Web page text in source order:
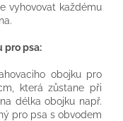
vyhovovat každému
pro psa:
ho obojku pro
která zůstane při
délka obojku např.
pro psa s obvodem